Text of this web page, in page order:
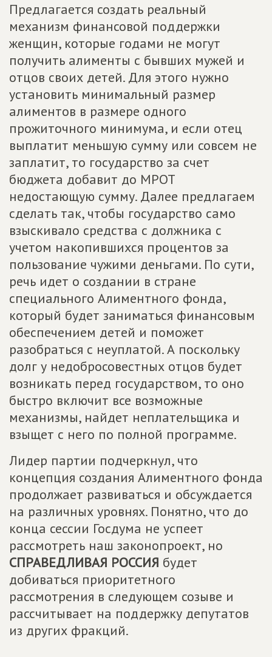
Предлагается создать реальный
механизм финансовой поддержки
женщин, которые годами не могут
получить алименты с бывших мужей и
отцов своих детей. Для этого нужно
установить минимальный размер
алиментов в размере одного
прожиточного минимума, и если отец
выплатит меньшую сумму или совсем не
заплатит, то государство за счет
бюджета добавит до МРОТ
недостающую сумму. Далее предлагаем
сделать так, чтобы государство само
взыскивало средства с должника с
учетом накопившихся процентов за
пользование чужими деньгами. По сути,
речь идет о создании в стране
специального Алиментного фонда,
который будет заниматься финансовым
обеспечением детей и поможет
разобраться с неуплатой. А поскольку
долг у недобросовестных отцов будет
возникать перед государством, то оно
быстро включит все возможные
механизмы, найдет неплательщика и
взыщет с него по полной программе.
Лидер партии подчеркнул, что
концепция создания Алиментного фонда
продолжает развиваться и обсуждается
на различных уровнях. Понятно, что до
конца сессии Госдума не успеет
рассмотреть наш законопроект, но
СПРАВЕДЛИВАЯ РОССИЯ будет
добиваться приоритетного
рассмотрения в следующем созыве и
рассчитывает на поддержку депутатов
из других фракций.